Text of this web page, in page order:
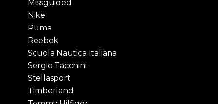
Missguided
Nike
Puma
Reebok
Scuola Nautica Italiana
Sergio Tacchini
Stellasport
Timberland